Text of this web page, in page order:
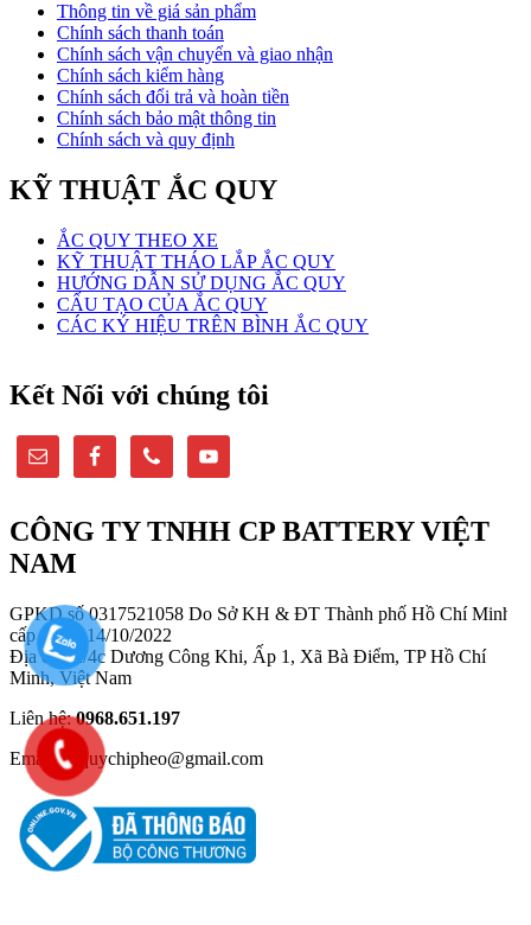
Thông tin về giá sản phẩm
Chính sách thanh toán
Chính sách vận chuyển và giao nhận
Chính sách kiểm hàng
Chính sách đổi trả và hoàn tiền
Chính sách bảo mật thông tin
Chính sách và quy định
KỸ THUẬT ẮC QUY
ẮC QUY THEO XE
KỸ THUẬT THÁO LẮP ẮC QUY
HƯỚNG DẪN SỬ DỤNG ẮC QUY
CẤU TẠO CỦA ẮC QUY
CÁC KÝ HIỆU TRÊN BÌNH ẮC QUY
Kết Nối với chúng tôi
CÔNG TY TNHH CP BATTERY VIỆT
NAM
GPKD số 0317521058 Do Sở KH & ĐT Thành phố Hồ Chí Minh
cấp ngày: 14/10/2022
Địa chỉ: 2/4c Dương Công Khi, Ấp 1, Xã Bà Điểm, TP Hồ Chí
Minh, Việt Nam
Liên hệ:0968.651.197
Email: acquychipheo@gmail.com